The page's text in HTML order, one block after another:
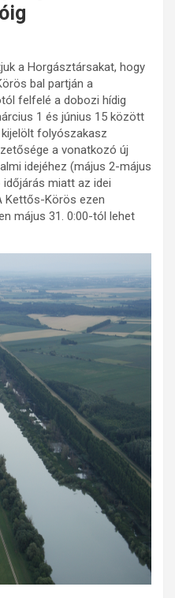
a Horgásztársakat, hogy
bal partján a
felfelé a dobozi hídig
1 és június 15 között
folyószakasz
a vonatkozó új
idejéhez (május 2-május
miatt az idei
Kettős-Körös ezen
május 31. 0:00-tól lehet